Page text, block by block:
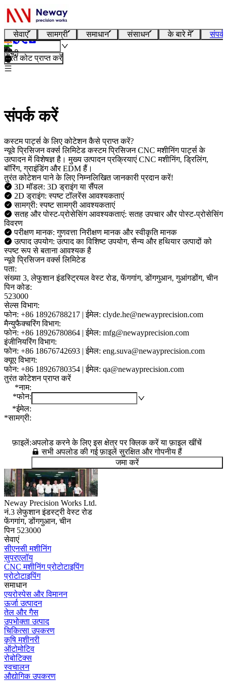
सेवाएं सामग्री समाधान संसाधन के बारे में
हिन्दी
तुरंत कोट प्राप्त करें
संपर्क करें
कस्टम पार्ट्स के लिए कोटेशन कैसे प्राप्त करें?
न्यूवे प्रिसिजन वर्क्स लिमिटेड कस्टम प्रिसिजन CNC मशीनिंग पार्ट्स के
उत्पादन में विशेषज्ञ है। मुख्य उत्पादन प्रक्रियाएं CNC मशीनिंग, ड्रिलिंग,
बॉरिंग, ग्राइंडिंग और EDM हैं।
तुरंत कोटेशन पाने के लिए निम्नलिखित जानकारी प्रदान करें!
3D मॉडल: 3D ड्राइंग या सैंपल
2D ड्राइंग: स्पष्ट टॉलरेंस आवश्यकताएं
सामग्री: स्पष्ट सामग्री आवश्यकताएं
सतह और पोस्ट-प्रोसेसिंग आवश्यकताएं: सतह उपचार और पोस्ट-प्रोसेसिंग
विवरण
परीक्षण मानक: गुणवत्ता निरीक्षण मानक और स्वीकृति मानक
उत्पाद उपयोग: उत्पाद का विशिष्ट उपयोग, सैन्य और हथियार उत्पादों को
स्पष्ट रूप से बताना आवश्यक है
न्यूवे प्रिसिजन वर्क्स लिमिटेड
पता:
संख्या 3, लेफुशान इंडस्ट्रियल वेस्ट रोड, फेंगगांग, डोंगगुआन, गुआंगडोंग, चीन
पिन कोड:
523000
सेल्स विभाग:
फोन: +86 18926788217 | ईमेल: clyde.he@newayprecision.com
मैन्युफैक्चरिंग विभाग:
फोन: +86 18926780864 | ईमेल: mfg@newayprecision.com
इंजीनियरिंग विभाग:
फोन: +86 18676742693 | ईमेल: eng.suva@newayprecision.com
क्यूए विभाग:
फोन: +86 18926780354 | ईमेल: qa@newayprecision.com
तुरंत कोटेशन प्राप्त करें
*नाम:
*फोन:
*ईमेल:
*सामग्री:
फ़ाइलें:अपलोड करने के लिए इस क्षेत्र पर क्लिक करें या फ़ाइल खींचें
सभी अपलोड की गई फ़ाइलें सुरक्षित और गोपनीय हैं
जमा करें
Neway Precision Works Ltd.
नं.3 लेफुशान इंडस्ट्री वेस्ट रोड
फेंगगांग, डोंगगुआन, चीन
पिन 523000
सेवाएं
सीएनसी मशीनिंग
सुपरएलॉय
CNC मशीनिंग प्रोटोटाइपिंग
प्रोटोटाइपिंग
समाधान
एयरोस्पेस और विमानन
ऊर्जा उत्पादन
तेल और गैस
उपभोक्ता उत्पाद
चिकित्सा उपकरण
कृषि मशीनरी
ऑटोमोटिव
रोबोटिक्स
स्वचालन
औद्योगिक उपकरण